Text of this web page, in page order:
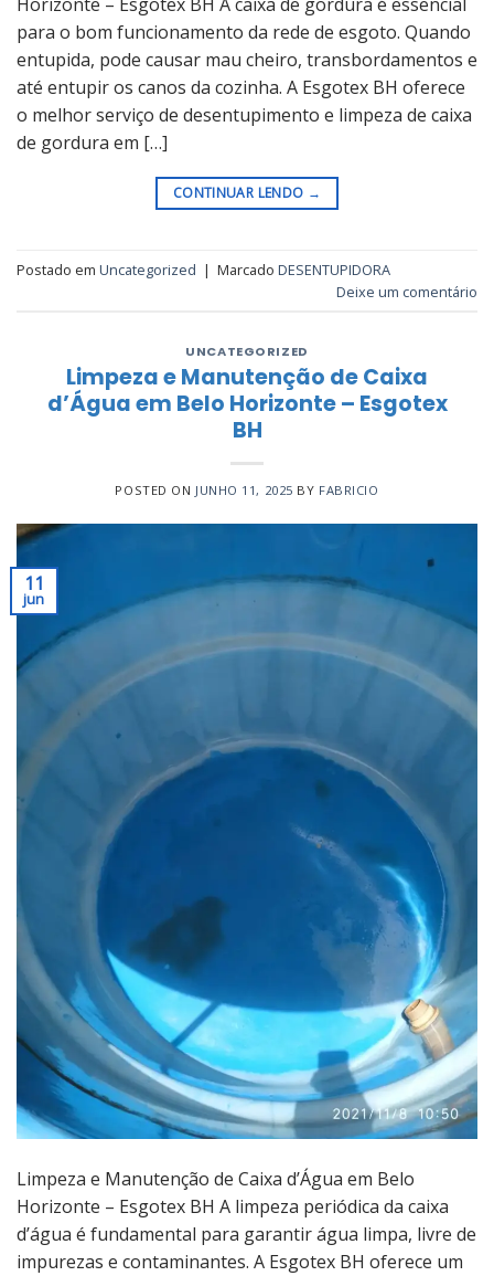
Horizonte – Esgotex BH A caixa de gordura é essencial
para o bom funcionamento da rede de esgoto. Quando
entupida, pode causar mau cheiro, transbordamentos e
até entupir os canos da cozinha. A Esgotex BH oferece
o melhor serviço de desentupimento e limpeza de caixa
de gordura em […]
CONTINUAR LENDO →
Postado em Uncategorized | Marcado DESENTUPIDORA
Deixe um comentário
UNCATEGORIZED
Limpeza e Manutenção de Caixa
d’Água em Belo Horizonte – Esgotex
BH
POSTED ON JUNHO 11, 2025 BY FABRICIO
11
jun
Limpeza e Manutenção de Caixa d’Água em Belo
Horizonte – Esgotex BH A limpeza periódica da caixa
d’água é fundamental para garantir água limpa, livre de
impurezas e contaminantes. A Esgotex BH oferece um